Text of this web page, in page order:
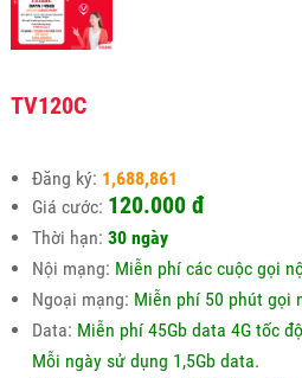
TV120C
Đăng ký: 1,688,861
Giá cước: 120.000 đ
Thời hạn: 30 ngày
Nội mạng: Miễn phí các cuộc gọi
Ngoại mạng: Miễn phí 50 phút gọi
Data: Miễn phí 45Gb data 4G tốc
Mỗi ngày sử dụng 1,5Gb data.